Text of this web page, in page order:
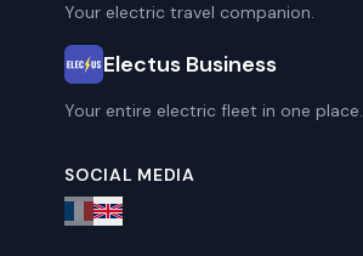
Your electric travel companion.
Electus Business
Your entire electric fleet in one place.
SOCIAL MEDIA